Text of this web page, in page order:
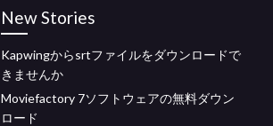
New Stories
Kapwingからsrtファイルをダウンロードで
きませんか
Moviefactory 7ソフトウェアの無料ダウン
ロード